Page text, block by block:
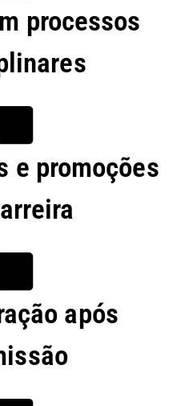
processos
e promoções
após